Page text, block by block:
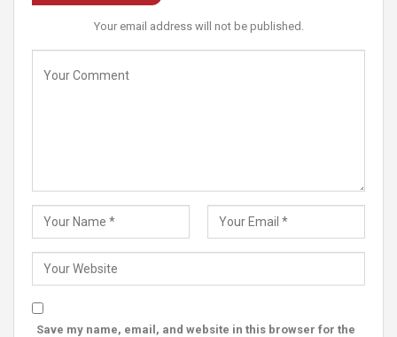
Your email address will not be published.
Save my name, email, and website in this browser for the